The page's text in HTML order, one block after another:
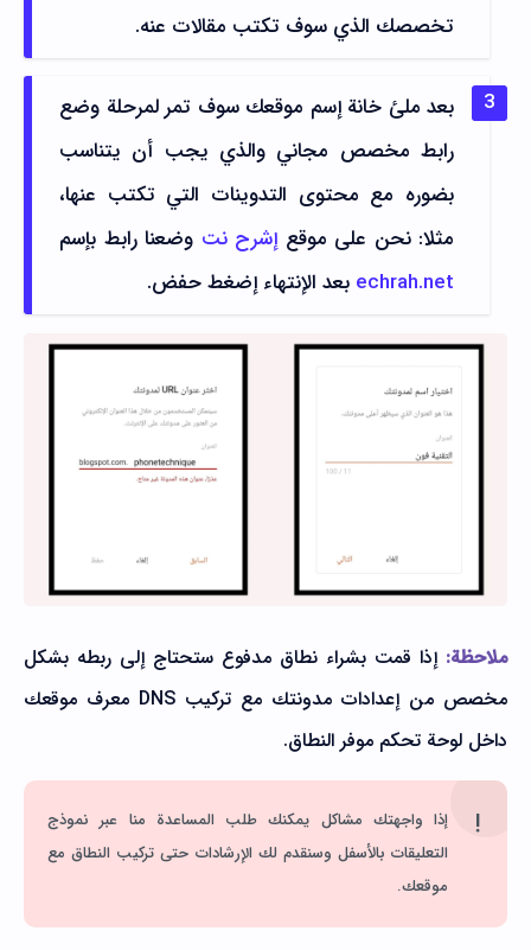
تخصصك الذي سوف تكتب مقالات عنه.
بعد ملئ خانة إسم موقعك سوف تمر لمرحلة وضع
رابط مخصص مجاني والذي يجب أن يتناسب
بضوره مع محتوى التدوينات التي تكتب عنها،
مثلا: نحن على موقع إشرح نت وضعنا رابط بإسم
echrah.net بعد الإنتهاء إضغط حفض.
ملاحظة: إذا قمت بشراء نطاق مدفوع ستحتاج إلى ربطه بشكل
مخصص من إعدادات مدونتك مع تركيب DNS معرف موقعك
داخل لوحة تحكم موفر النطاق.
إذا واجهتك مشاكل يمكنك طلب المساعدة منا عبر نموذج
التعليقات بالأسفل وسنقدم لك الإرشادات حتى تركيب النطاق مع
موقعك.